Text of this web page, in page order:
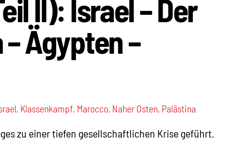
II): Israel – Der
Ägypten –
, Klassenkampf, Marocco, Naher Osten, Palästina
zu einer tiefen gesellschaftlichen Krise geführt.